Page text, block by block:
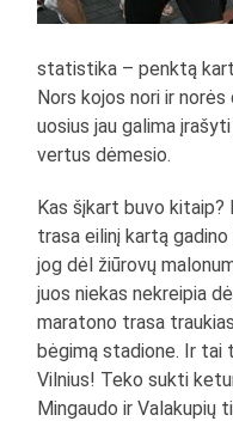
statistika – penktą
Nors kojos nori ir
uosius jau galima
vertus dėmesio.
Kas šįkart buvo kitaip?
trasa eilinį kartą
jog dėl žiūrovų
juos niekas nekreipia
maratono trasa
bėgimą stadione. Ir tai
Vilnius! Teko sukti
Mingaudo ir Valakupių